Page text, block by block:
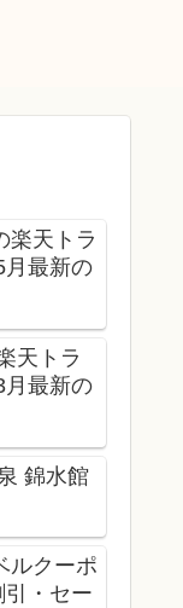
天トラ
月最新の
天トラ
月最新の
錦水館
ルクーポ
・セー